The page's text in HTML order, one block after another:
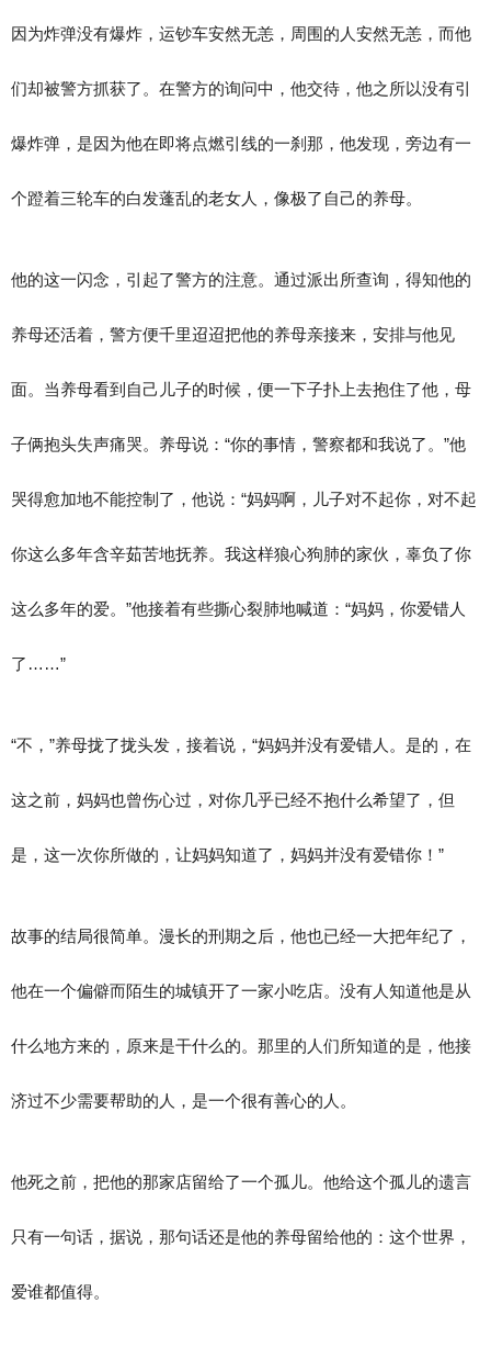
因为炸弹没有爆炸，运钞车安然无恙，周围的人安然无恙，而他
们却被警方抓获了。在警方的询问中，他交待，他之所以没有引
爆炸弹，是因为他在即将点燃引线的一刹那，他发现，旁边有一
个蹬着三轮车的白发蓬乱的老女人，像极了自己的养母。
他的这一闪念，引起了警方的注意。通过派出所查询，得知他的
养母还活着，警方便千里迢迢把他的养母亲接来，安排与他见
面。当养母看到自己儿子的时候，便一下子扑上去抱住了他，母
子俩抱头失声痛哭。养母说：“你的事情，警察都和我说了。”他
哭得愈加地不能控制了，他说：“妈妈啊，儿子对不起你，对不起
你这么多年含辛茹苦地抚养。我这样狼心狗肺的家伙，辜负了你
这么多年的爱。”他接着有些撕心裂肺地喊道：“妈妈，你爱错人
了……”
“不，”养母拢了拢头发，接着说，“妈妈并没有爱错人。是的，在
这之前，妈妈也曾伤心过，对你几乎已经不抱什么希望了，但
是，这一次你所做的，让妈妈知道了，妈妈并没有爱错你！”
故事的结局很简单。漫长的刑期之后，他也已经一大把年纪了，
他在一个偏僻而陌生的城镇开了一家小吃店。没有人知道他是从
什么地方来的，原来是干什么的。那里的人们所知道的是，他接
济过不少需要帮助的人，是一个很有善心的人。
他死之前，把他的那家店留给了一个孤儿。他给这个孤儿的遗言
只有一句话，据说，那句话还是他的养母留给他的：这个世界，
爱谁都值得。